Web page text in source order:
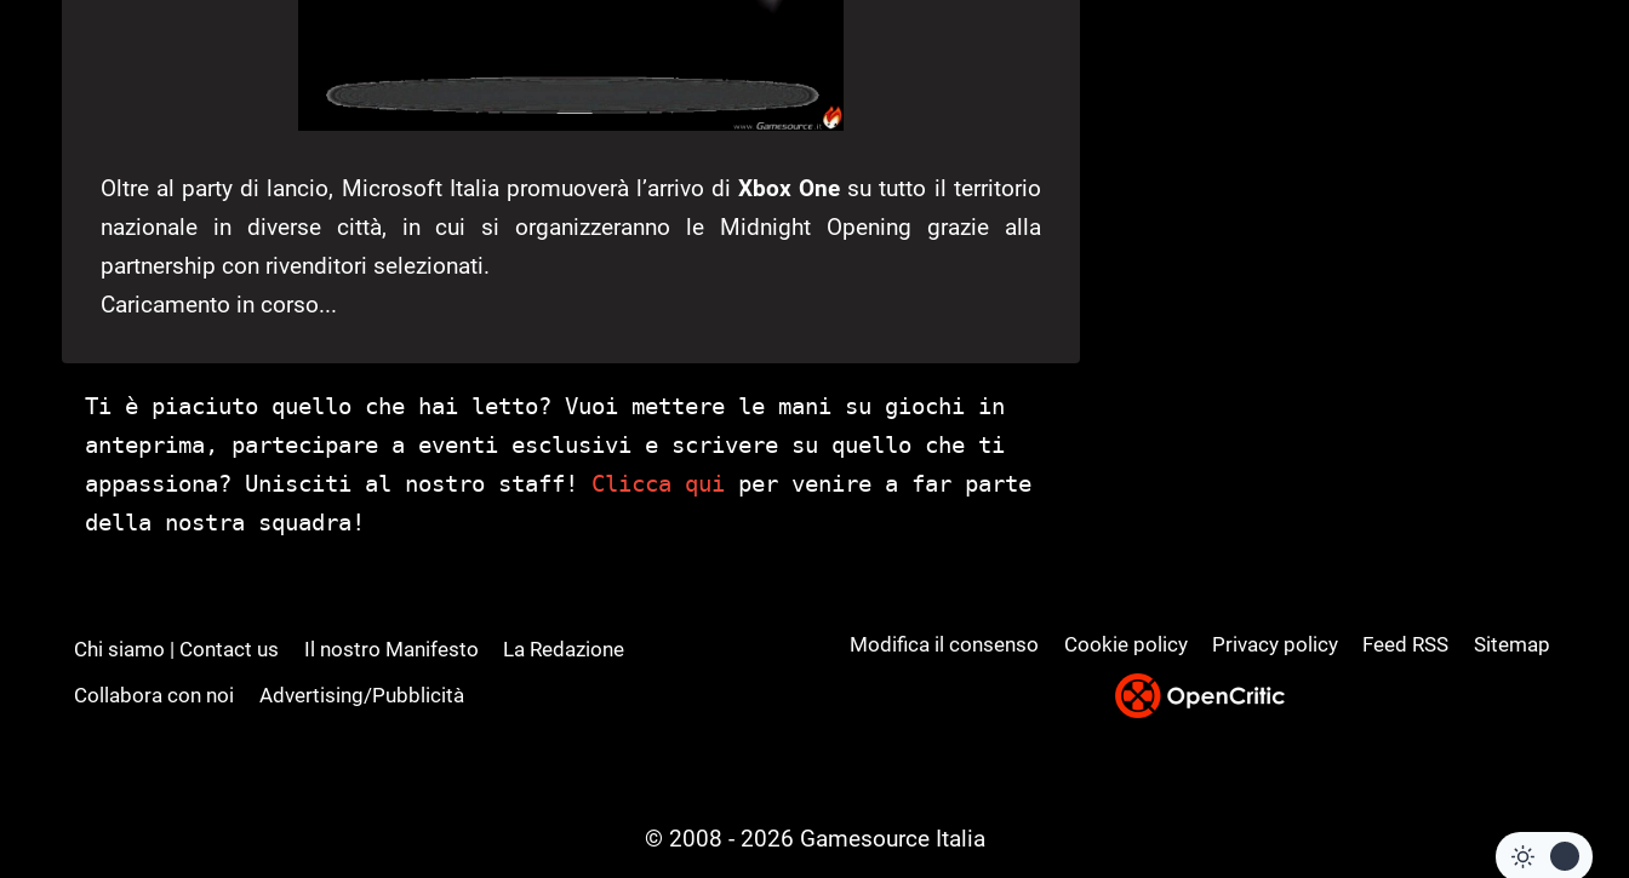
Oltre al party di lancio, Microsoft Italia promuoverà l’arrivo diXbox One su tutto il territorio
nazionale in diverse città, in cui si organizzeranno le Midnight Opening grazie alla
partnership con rivenditori selezionati.
Caricamento in corso...
Ti è piaciuto quello che hai letto? Vuoi mettere le mani su giochi in
anteprima, partecipare a eventi esclusivi e scrivere su quello che ti
appassiona? Unisciti al nostro staff! Clicca qui per venire a far parte
della nostra squadra!
Chi siamo | Contact us Il nostro Manifesto
La Redazione
Collabora con noi
Advertising/Pubblicità
Modifica il consenso Cookie policy Privacy policy Feed RSS Sitemap
© 2008 - 2026 Gamesource Italia